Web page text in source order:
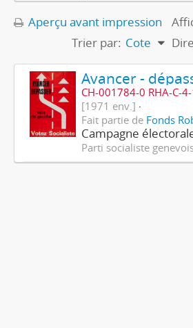
Aperçu avant impression
Trier par: Cote
CH-001784-0 RHA-C-
[1971 env.]
Fait partie de Fonds
Campagne
Parti socialiste